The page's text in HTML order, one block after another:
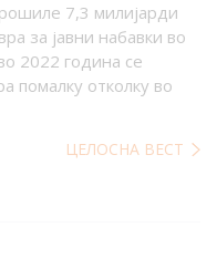
7,3 милијарди
за јавни набавки во
2022 година се
помалку отколку во
ЦЕЛОСНА ВЕСТ